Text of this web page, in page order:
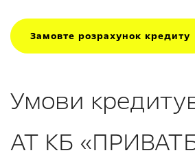
Замовте розрахунок кредиту
Умови
АТ КБ